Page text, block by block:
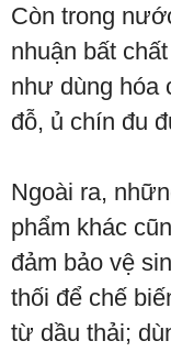
Còn trong
nhuận bất
như dùng hóa
đỗ, ủ chín đu
Ngoài ra,
phẩm khác
đảm bảo vệ
thối để chế
từ dầu thải;